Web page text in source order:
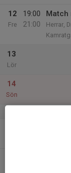
12
Fre
19:00
21:00
Match
Herrar,
13
Lör
14
Sön
Nya